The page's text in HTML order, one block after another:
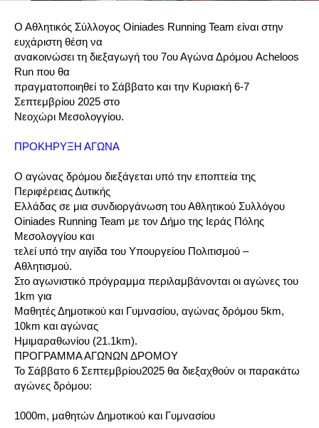
Ο Αθλητικός Σύλλογος Oiniades Running Team είναι στην
ευχάριστη θέση να
ανακοινώσει τη διεξαγωγή του 7ου Αγώνα Δρόμου Acheloos
Run που θα
πραγματοποιηθεί το Σάββατο και την Κυριακή 6-7
Σεπτεμβρίου 2025 στο
Νεοχώρι Μεσολογγίου.
ΠΡΟΚΗΡΥΞΗ ΑΓΩΝΑ
Ο αγώνας δρόμου διεξάγεται υπό την εποπτεία της
Περιφέρειας Δυτικής
Ελλάδας σε μια συνδιοργάνωση του Αθλητικού Συλλόγου
Oiniades Running Team με τον Δήμο της Ιεράς Πόλης
Μεσολογγίου και
τελεί υπό την αιγίδα του Υπουργείου Πολιτισμού –
Αθλητισμού.
Στο αγωνιστικό πρόγραμμα περιλαμβάνονται οι αγώνες του
1km για
Μαθητές Δημοτικού και Γυμνασίου, αγώνας δρόμου 5km,
10km και αγώνας
Ημιμαραθωνίου (21.1km).
ΠΡΟΓΡΑΜΜΑ ΑΓΩΝΩΝ ΔΡΟΜΟΥ
Το Σάββατο 6 Σεπτεμβρίου2025 θα διεξαχθούν οι παρακάτω
αγώνες δρόμου:
1000m, μαθητών Δημοτικού και Γυμνασίου